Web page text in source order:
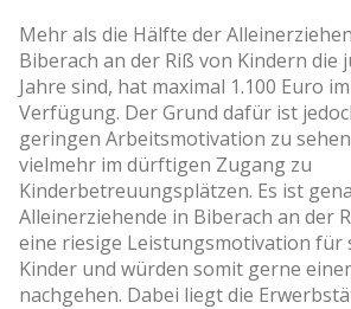
Mehr als die Hälfte der
Biberach an der Riß von Kindern die
Jahre sind, hat maximal 1.100 Euro
Verfügung. Der Grund dafür ist
geringen Arbeitsmotivation zu
vielmehr im dürftigen Zugang zu
Kinderbetreuungsplätzen. Es ist
Alleinerziehende in Biberach an der
eine riesige Leistungsmotivation für
Kinder und würden somit gerne
nachgehen. Dabei liegt die